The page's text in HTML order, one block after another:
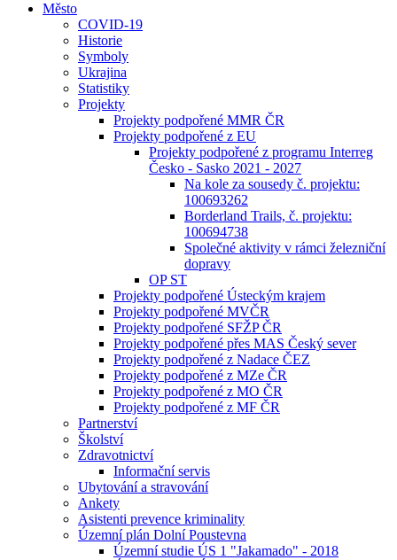
Město
COVID-19
Historie
Symboly
Ukrajina
Statistiky
Projekty
Projekty podpořené MMR ČR
Projekty podpořené z EU
Projekty podpořené z programu Interreg
Česko - Sasko 2021 - 2027
Na kole za sousedy č. projektu:
100693262
Borderland Trails, č. projektu:
100694738
Společné aktivity v rámci železniční
dopravy
OP ST
Projekty podpořené Ústeckým krajem
Projekty podpořené MVČR
Projekty podpořené SFŽP ČR
Projekty podpořené přes MAS Český sever
Projekty podpořené z Nadace ČEZ
Projekty podpořené z MZe ČR
Projekty podpořené z MO ČR
Projekty podpořené z MF ČR
Partnerství
Školství
Zdravotnictví
Informační servis
Ubytování a stravování
Ankety
Asistenti prevence kriminality
Územní plán Dolní Poustevna
Územní studie ÚS 1 "Jakamado" - 2018